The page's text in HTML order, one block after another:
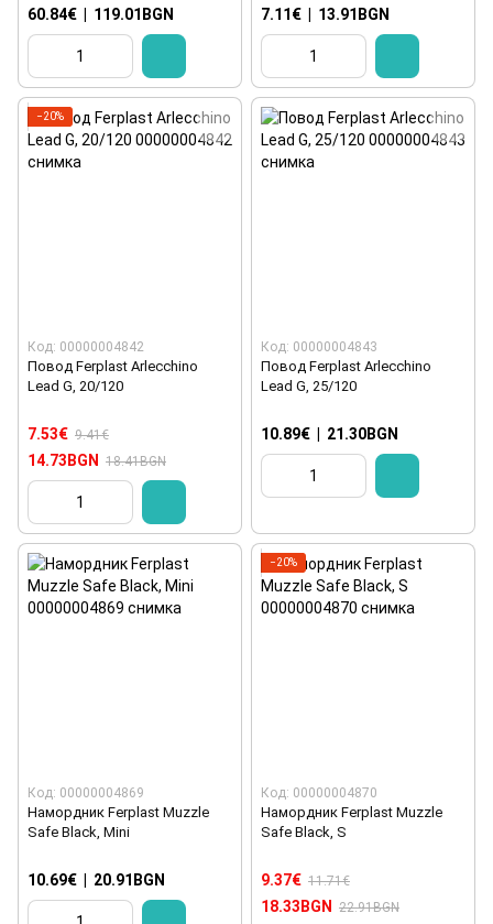
60.84€ 119.01BGN 7.11€ 13.91BGN
−20%
Код: 00000004842
Повод Ferplast Arlecchino
Lead G, 20/120
7.53€ 9.41€
14.73BGN 18.41BGN
Код: 00000004843
Повод Ferplast Arlecchino
Lead G, 25/120
10.89€ 21.30BGN
Код: 00000004869
Намордник Ferplast Muzzle
Safe Black, Mini
10.69€ 20.91BGN
−20%
Код: 00000004870
Намордник Ferplast Muzzle
Safe Black, S
9.37€ 11.71€
18.33BGN 22.91BGN